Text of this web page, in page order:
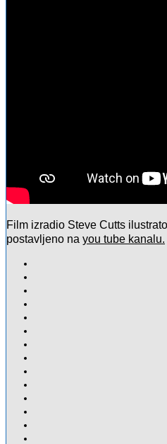
Film izradio Steve Cutts
postavljeno na you tube kanalu.